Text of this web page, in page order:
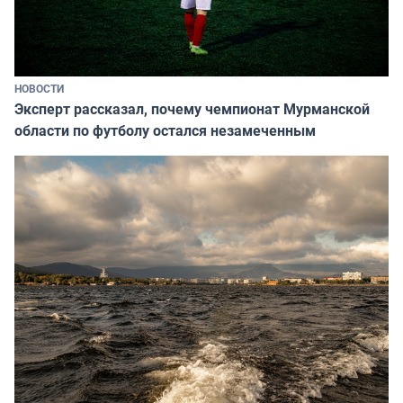
НОВОСТИ
Эксперт рассказал, почему чемпионат Мурманской
области по футболу остался незамеченным